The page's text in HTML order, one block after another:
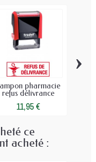
pharmacie
refus délivrance
11,95 €
›
ce
acheté :